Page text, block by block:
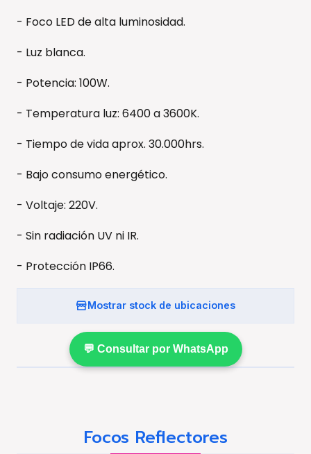
- Foco LED de alta luminosidad.
- Luz blanca.
- Potencia: 100W.
- Temperatura luz: 6400 a 3600K.
- Tiempo de vida aprox. 30.000hrs.
- Bajo consumo energético.
- Voltaje: 220V.
- Sin radiación UV ni IR.
- Protección IP66.
Mostrar stock de ubicaciones
💬 Consultar por WhatsApp
Focos Reflectores